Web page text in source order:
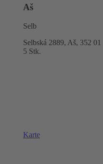
Aš
Selb
Selbská 2889, Aš, 352 01
5 Stk.
Karte